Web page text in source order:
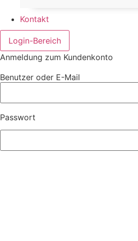
Kontakt
Login-Bereich
Anmeldung zum Kundenkonto
Benutzer oder E-Mail
Passwort